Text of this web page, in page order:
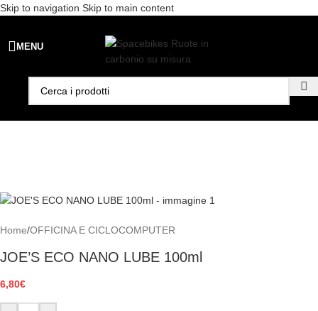
Skip to navigation Skip to main content
Spedizione gratuita per ordini superiori a €99 - 📣 Paga con PayPal in
3 rate senza interessi,
MENU
Home/OFFICINA E CICLOCOMPUTER
JOE’S ECO NANO LUBE 100ml
6,80€